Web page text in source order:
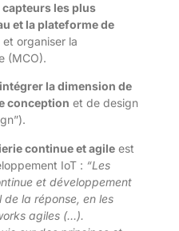
capteurs les plus
et la plateforme de
et organiser la
(MCO).
intégrer la dimension de
conception et de design
continue et agile est
IoT : “Les
et développement
de la réponse, en les
agiles (…).